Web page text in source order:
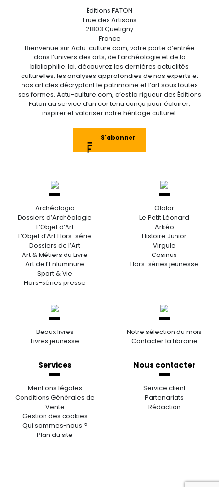
Éditions FATON
1 rue des Artisans
21803 Quetigny
France
Bienvenue sur Actu-culture.com, votre porte d’entrée
dans l’univers des arts, de l’archéologie et de la
bibliophilie. Ici, découvrez les dernières actualités
culturelles, les analyses approfondies de nos experts et
nos articles décryptant le patrimoine et l’art sous toutes
ses formes. Actu-culture.com, c’est la rigueur des Éditions
Faton au service d’un contenu conçu pour éclairer,
inspirer et valoriser notre héritage culturel.
S'abonner
Archéologia
Dossiers d’Archéologie
L’Objet d’Art
L’Objet d’Art Hors-série
Dossiers de l’Art
Art & Métiers du Livre
Art de l’Enluminure
Sport & Vie
Hors-séries presse
Olalar
Le Petit Léonard
Arkéo
Histoire Junior
Virgule
Cosinus
Hors-séries jeunesse
Beaux livres
Livres jeunesse
Notre sélection du mois
Contacter la Librairie
Services
Mentions légales
Conditions Générales de
Vente
Gestion des cookies
Qui sommes-nous ?
Plan du site
Nous contacter
Service client
Partenariats
Rédaction